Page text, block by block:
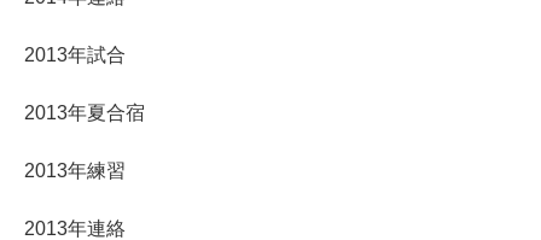
2013年試合
2013年夏合宿
2013年練習
2013年連絡